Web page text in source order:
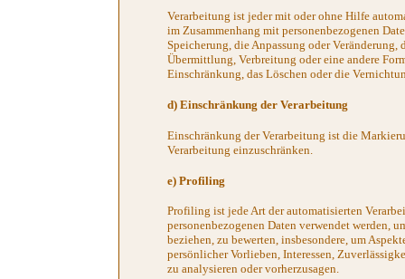
Verarbeitung ist jeder mit oder ohne Hilfe
im Zusammenhang mit personenbezogenen
Speicherung, die Anpassung oder
Übermittlung, Verbreitung oder eine andere
Einschränkung, das Löschen oder die
d) Einschränkung der Verarbeitung
Einschränkung der Verarbeitung ist die
Verarbeitung einzuschränken.
e) Profiling
Profiling ist jede Art der automatisierten
personenbezogenen Daten verwendet werden,
beziehen, zu bewerten, insbesondere, um
persönlicher Vorlieben, Interessen,
zu analysieren oder vorherzusagen.